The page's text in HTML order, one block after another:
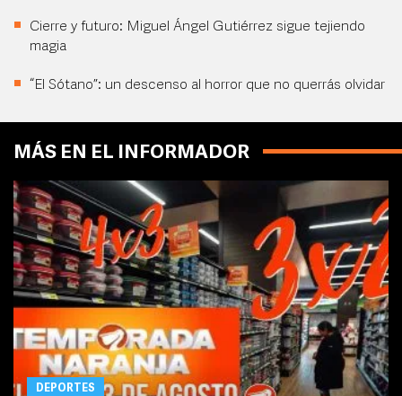
Cierre y futuro: Miguel Ángel Gutiérrez sigue tejiendo
magia
“El Sótano”: un descenso al horror que no querrás olvidar
MÁS EN EL INFORMADOR
DEPORTES